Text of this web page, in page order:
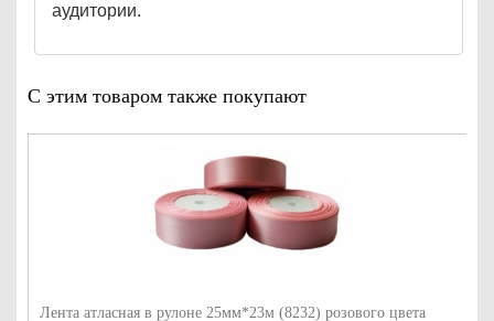
аудитории.
С этим товаром также покупают
Лента атласная в рулоне 25мм*23м (8232) розового цвета